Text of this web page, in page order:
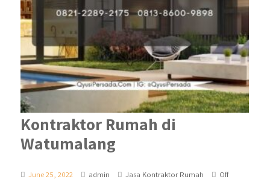
Kontraktor Rumah di
Watumalang
June 25, 2022 admin Jasa Kontraktor Rumah Off